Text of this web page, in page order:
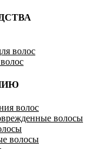
волос
волос
волосы
волосы